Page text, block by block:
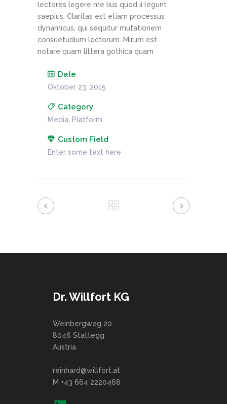
lectores legere me lius quod ii legunt
saepius. Claritas est etiam processus
dynamicus, qui sequitur mutationem
consuetudium lectorum. Mirum est
notare quam littera gothica quam
Date
Oktober 23, 2015
Category
Media, Platform
Custom Field
Enter some text here
Dr. Willfort KG
Weinbergweg 20
8046 Stattegg
Austria
reinhard@willfort.at
M +43 664 2220468